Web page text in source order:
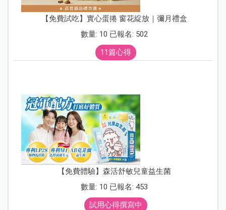
【免費試吃】實心蛋捲 窗花綻放｜彌月禮盒
數量: 10 已報名: 502
11篇心得
【免費體驗】森活舒敏兒童益生菌
數量: 10 已報名: 453
試用心得撰寫中